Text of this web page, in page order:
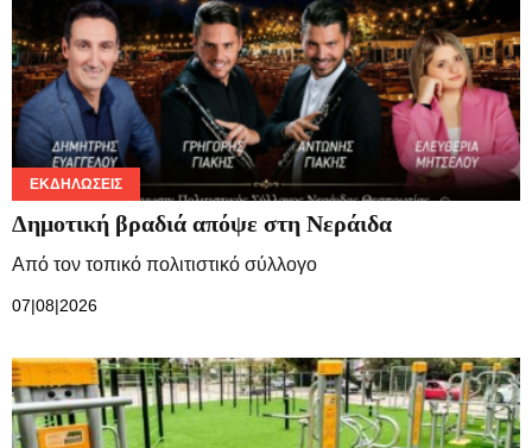
ΕΚΔΗΛΏΣΕΙΣ
Δημοτική βραδιά απόψε στη Νεράιδα
Από τον τοπικό πολιτιστικό σύλλογο
07|08|2026